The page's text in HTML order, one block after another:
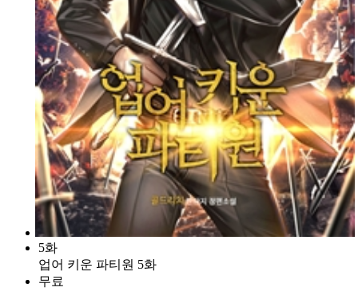
5화
업어 키운 파티원 5화
무료